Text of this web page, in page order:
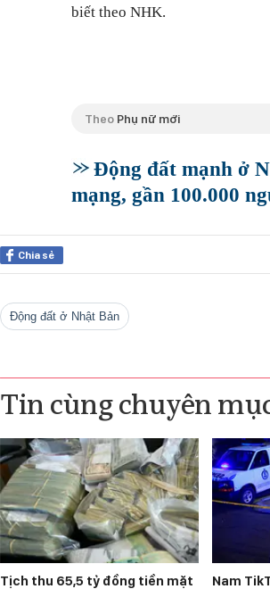
biết theo NHK.
Theo Phụ nữ mới
Động đất mạnh ở
mạng, gần 100.000
Chia sẻ
động đất ở Nhật Bản
Tin cùng chuyên
Tịch thu 65,5 tỷ đồng tiền mặt
Nam